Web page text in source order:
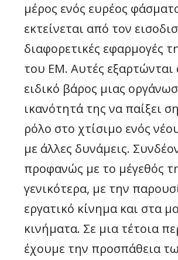
μέρος ενός ευρέος
εκτείνεται από τον
διαφορετικές εφαρμογές
του ΕΜ. Αυτές εξαρτώνται
ειδικό βάρος μιας
ικανότητά της να παίξει
ρόλο στο χτίσιμο ενός
με άλλες δυνάμεις.
προφανώς με το μέγεθός
γενικότερα, με την
εργατικό κίνημα και στα
κινήματα. Σε μια τέτοια
έχουμε την προσπάθεια